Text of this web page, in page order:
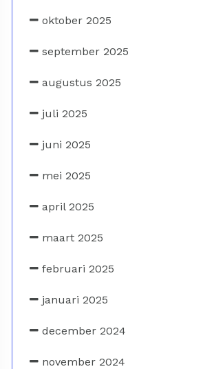
oktober 2025
september 2025
augustus 2025
juli 2025
juni 2025
mei 2025
april 2025
maart 2025
februari 2025
januari 2025
december 2024
november 2024